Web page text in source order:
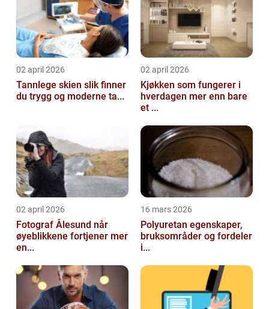
02 april 2026
Tannlege skien slik finner
du trygg og moderne ta...
02 april 2026
Kjøkken som fungerer i
hverdagen mer enn bare
et ...
02 april 2026
Fotograf Ålesund når
øyeblikkene fortjener mer
en...
16 mars 2026
Polyuretan egenskaper,
bruksområder og fordeler
i...